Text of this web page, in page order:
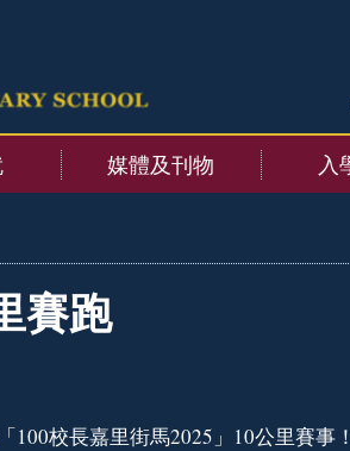
媒體及刊物 入
賽跑
校長嘉里街馬2025」10公里賽事！